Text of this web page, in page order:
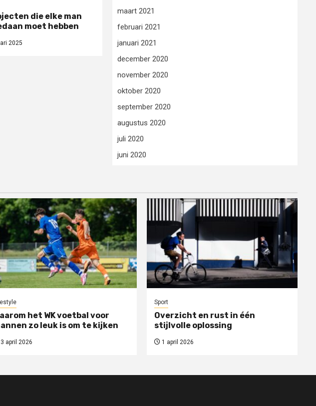
die elke man
moet hebben
2025
maart 2021
februari 2021
januari 2021
december 2020
november 2020
oktober 2020
september 2020
augustus 2020
juli 2020
juni 2020
het WK voetbal voor
zo leuk is om te kijken
3 april 2026
Sport
Overzicht en rust in één
stijlvolle oplossing
1 april 2026